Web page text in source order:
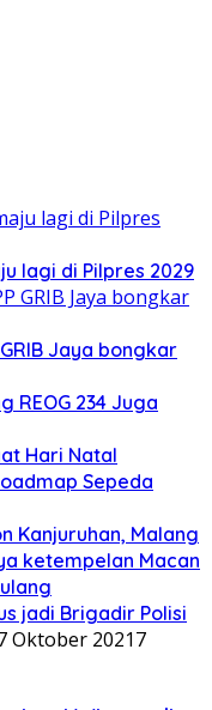
lagi di Pilpres 2029
Jaya bongkar
REOG 234 Juga
Hari Natal
Sepeda
Kanjuruhan, Malang
ketempelan Macan
jadi Brigadir Polisi
Oktober 20217